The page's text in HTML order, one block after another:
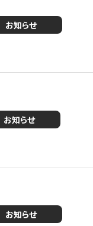
お知らせ
お知らせ
お知らせ